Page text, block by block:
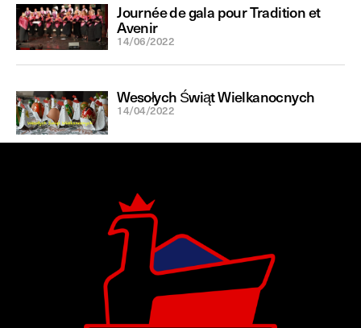
Journée de gala pour Tradition et
Avenir
14/06/2022
Wesołych Świąt Wielkanocnych
14/04/2022